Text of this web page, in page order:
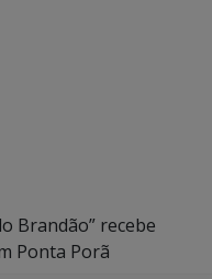
Brandão” recebe
Ponta Porã